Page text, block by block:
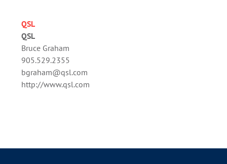
QSL
QSL
Bruce Graham
905.529.2355
bgraham@qsl.com
http://www.qsl.com